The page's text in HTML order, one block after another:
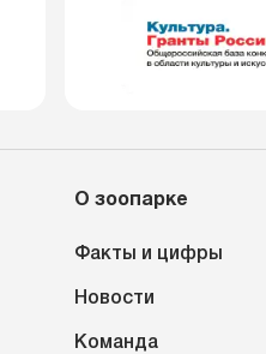
О зоопарке
Факты и цифры
Новости
Команда